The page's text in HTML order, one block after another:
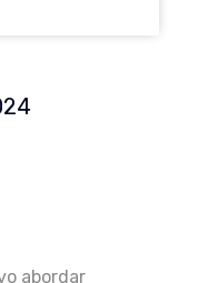
abordar